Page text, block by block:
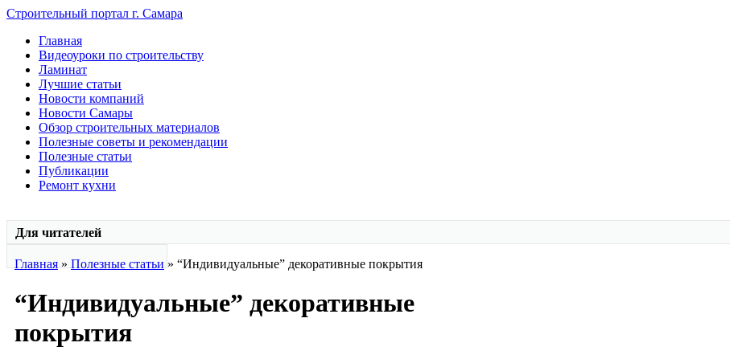
Строительный портал г. Самара
Главная
Видеоуроки по строительству
Ламинат
Лучшие статьи
Новости компаний
Новости Самары
Обзор строительных материалов
Полезные советы и рекомендации
Полезные статьи
Публикации
Ремонт кухни
Для читателей
Главная » Полезные статьи » “Индивидуальные” декоративные покрытия
“Индивидуальные” декоративные
покрытия